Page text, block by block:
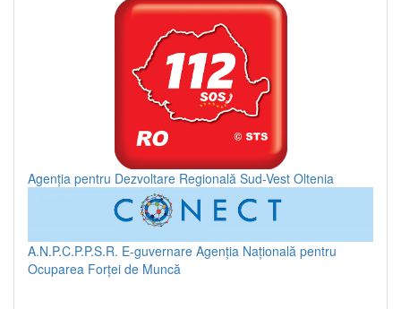
Agenția pentru Dezvoltare Regională Sud-Vest Oltenia
A.N.P.C.P.P.S.R. E-guvernare Agenția Națională pentru
Ocuparea Forței de Muncă